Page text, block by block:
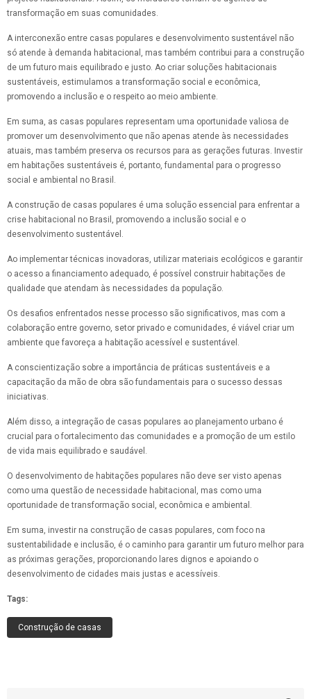
transformação em suas comunidades.
A interconexão entre casas populares e desenvolvimento sustentável não
só atende à demanda habitacional, mas também contribui para a construção
de um futuro mais equilibrado e justo. Ao criar soluções habitacionais
sustentáveis, estimulamos a transformação social e econômica,
promovendo a inclusão e o respeito ao meio ambiente.
Em suma, as casas populares representam uma oportunidade valiosa de
promover um desenvolvimento que não apenas atende às necessidades
atuais, mas também preserva os recursos para as gerações futuras. Investir
em habitações sustentáveis é, portanto, fundamental para o progresso
social e ambiental no Brasil.
A construção de casas populares é uma solução essencial para enfrentar a
crise habitacional no Brasil, promovendo a inclusão social e o
desenvolvimento sustentável.
Ao implementar técnicas inovadoras, utilizar materiais ecológicos e garantir
o acesso a financiamento adequado, é possível construir habitações de
qualidade que atendam às necessidades da população.
Os desafios enfrentados nesse processo são significativos, mas com a
colaboração entre governo, setor privado e comunidades, é viável criar um
ambiente que favoreça a habitação acessível e sustentável.
A conscientização sobre a importância de práticas sustentáveis e a
capacitação da mão de obra são fundamentais para o sucesso dessas
iniciativas.
Além disso, a integração de casas populares ao planejamento urbano é
crucial para o fortalecimento das comunidades e a promoção de um estilo
de vida mais equilibrado e saudável.
O desenvolvimento de habitações populares não deve ser visto apenas
como uma questão de necessidade habitacional, mas como uma
oportunidade de transformação social, econômica e ambiental.
Em suma, investir na construção de casas populares, com foco na
sustentabilidade e inclusão, é o caminho para garantir um futuro melhor para
as próximas gerações, proporcionando lares dignos e apoiando o
desenvolvimento de cidades mais justas e acessíveis.
Tags:
Construção de casas